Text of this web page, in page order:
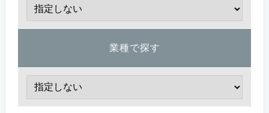
業種で探す